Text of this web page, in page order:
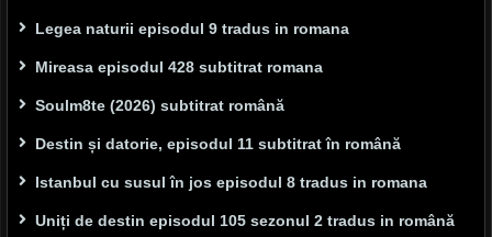
Legea naturii episodul 9 tradus in romana
Mireasa episodul 428 subtitrat romana
Soulm8te (2026) subtitrat română
Destin și datorie, episodul 11 subtitrat în română
Istanbul cu susul în jos episodul 8 tradus in romana
Uniți de destin episodul 105 sezonul 2 tradus in română